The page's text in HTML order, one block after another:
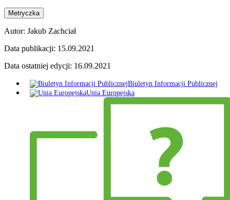
Metryczka
Autor: Jakub Zachciał
Data publikacji: 15.09.2021
Data ostatniej edycji: 16.09.2021
Biuletyn Informacji Publicznej
Unia Europejska